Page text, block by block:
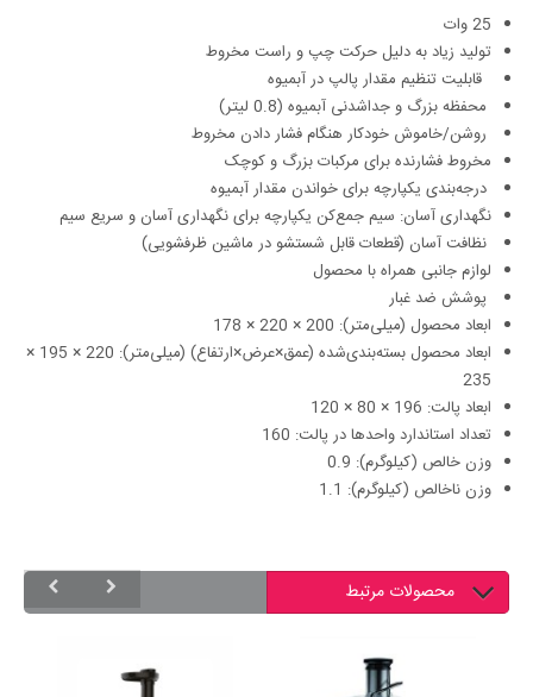
25 وات
تولید زیاد به دلیل حرکت چپ و راست مخروط
قابلیت تنظیم مقدار پالپ در آبمیوه
محفظه بزرگ و جداشدنی آبمیوه (0.8 لیتر)
روشن/خاموش خودکار هنگام فشار دادن مخروط
مخروط فشارنده برای مرکبات بزرگ و کوچک
درجه‌بندی یکپارچه برای خواندن مقدار آبمیوه
نگهداری آسان: سیم جمع‌کن یکپارچه برای نگهداری آسان و سریع سیم
نظافت آسان (قطعات قابل شستشو در ماشین ظرفشویی)
لوازم جانبی همراه با محصول
پوشش ضد غبار
ابعاد محصول (میلی‌متر): 200 × 220 × 178
ابعاد محصول بسته‌بندی‌شده (عمق×عرض×ارتفاع) (میلی‌متر): 220 × 195 ×
235
ابعاد پالت: 196 × 80 × 120
تعداد استاندارد واحدها در پالت: 160
وزن خالص (کیلوگرم): 0.9
وزن ناخالص (کیلوگرم): 1.1
محصولات مرتبط